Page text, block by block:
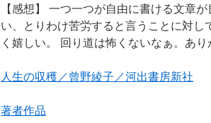
【感想】 一つ一つが自由に書ける文章
い、とりわけ苦労すると言うことに対
く嬉しい。 回り道は怖くないなぁ。あり
人生の収穫／曾野綾子／河出書房新社
著者作品